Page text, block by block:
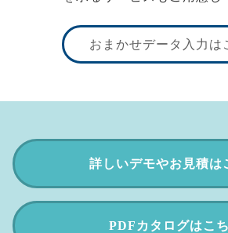
おまかせデータ入力は
詳しいデモやお見積は
PDFカタログはこ